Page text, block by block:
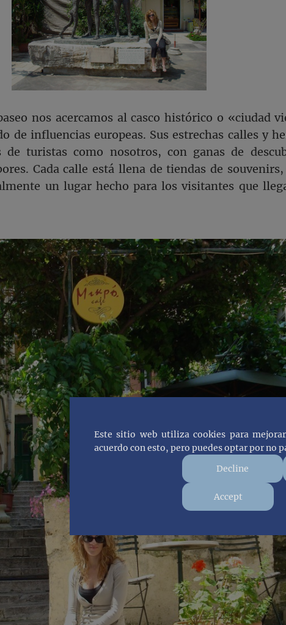
nos acercamos al casco histórico o «ciudad
de influencias europeas. Sus estrechas calles y
de turistas como nosotros, con ganas de
Cada calle está llena de tiendas de
un lugar hecho para los visitantes que
Este sitio web utiliza cookies para
acuerdo con esto, pero puedes optar por no
Decline
Accept